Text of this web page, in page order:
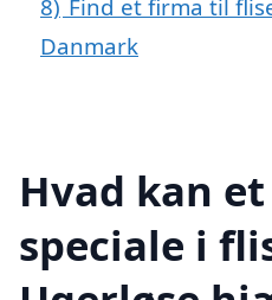
8) Find et firma til
Danmark
Hvad kan
speciale i